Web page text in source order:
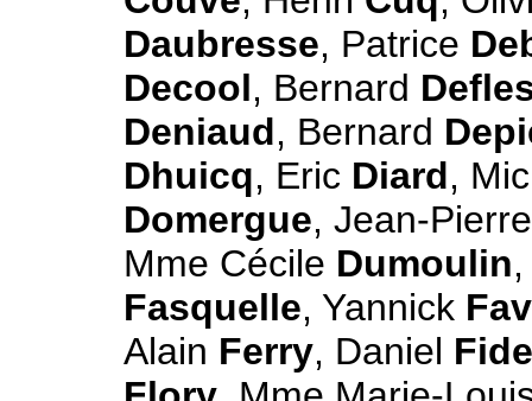
Daubresse, Patrice
Decool, Bernard
Deniaud, Bernard
Dhuicq, Eric Diard,
Domergue, Jean-
Mme Cécile Dumoulin
Fasquelle, Yannick
Alain Ferry, Daniel